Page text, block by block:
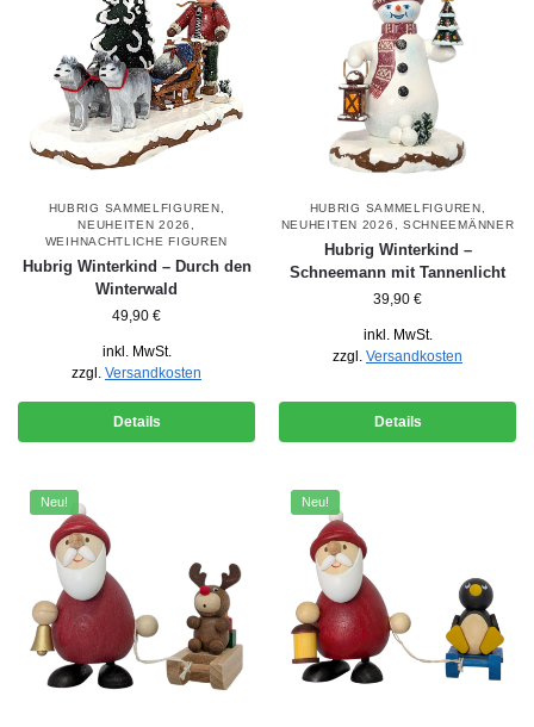
HUBRIG SAMMELFIGUREN,
NEUHEITEN 2026 ,
WEIHNACHTLICHE FIGUREN
Hubrig Winterkind – Durch den
Winterwald
49,90 €
inkl. MwSt.
zzgl. Versandkosten
Details
HUBRIG SAMMELFIGUREN,
NEUHEITEN 2026 , SCHNEEMÄNNER
Hubrig Winterkind –
Schneemann mit Tannenlicht
39,90 €
inkl. MwSt.
zzgl. Versandkosten
Details
Neu! Neu!